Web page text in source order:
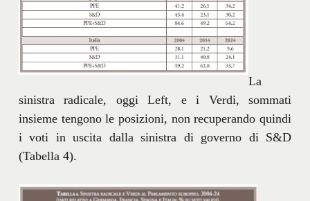
La
sinistra radicale, oggi Left, e i Verdi, sommati
insieme tengono le posizioni, non recuperando quindi
i voti in uscita dalla sinistra di governo di S&D
(Tabella 4).